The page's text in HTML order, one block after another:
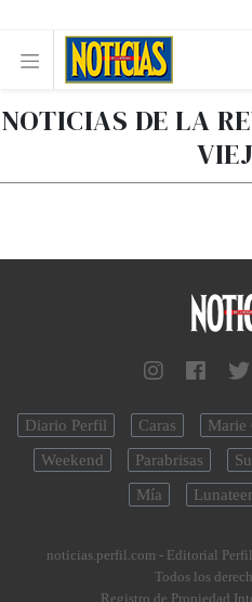
NOTICIAS DE LA
Diario Perfil Caras Marie
Weekend
Parabrisas
Mía
noticias.perfil.com - Editorial
Todos los
Registro de Propiedad